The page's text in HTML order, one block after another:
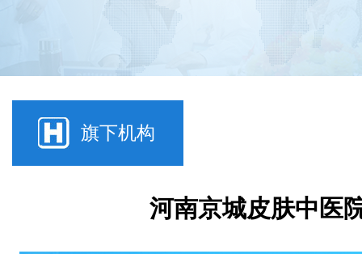
旗下机构
河南京城皮肤中医